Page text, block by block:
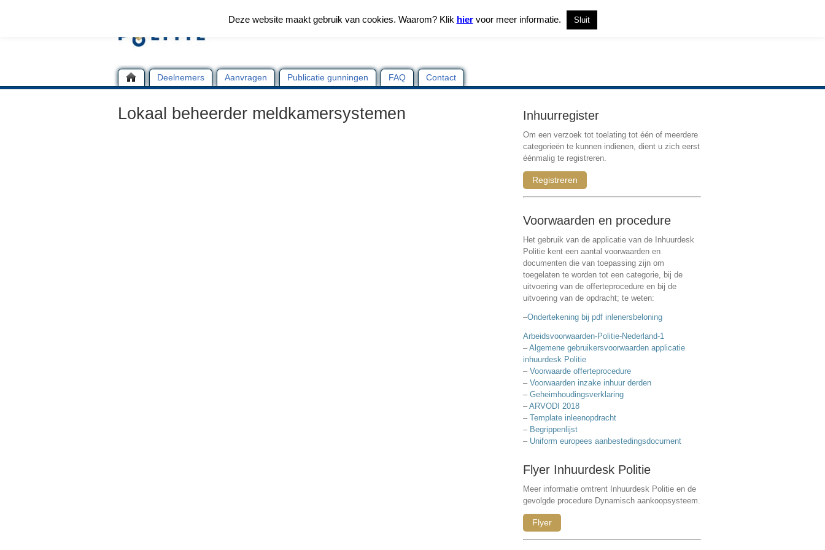
Deelnemers Aanvragen Publicatie gunningen FAQ Contact
Lokaal beheerder meldkamersystemen Inhuurregister
Om een verzoek tot toelating tot één of meerdere
categorieën te kunnen indienen, dient u zich eerst
éénmalig te registreren.
Registreren
Voorwaarden en procedure
Het gebruik van de applicatie van de Inhuurdesk
Politie kent een aantal voorwaarden en
documenten die van toepassing zijn om
toegelaten te worden tot een categorie, bij de
uitvoering van de offerteprocedure en bij de
uitvoering van de opdracht; te weten:
–Ondertekening bij pdf inlenersbeloning
Arbeidsvoorwaarden-Politie-Nederland-1
–Algemene gebruikersvoorwaarden applicatie
inhuurdesk Politie
– Voorwaarde offerteprocedure
– Voorwaarden inzake inhuur derden
– Geheimhoudingsverklaring
–ARVODI 2018
– Template inleenopdracht
– Begrippenlijst
– Uniform europees aanbestedingsdocument
Flyer Inhuurdesk Politie
Meer informatie omtrent Inhuurdesk Politie en de
gevolgde procedure Dynamisch aankoopsysteem.
Flyer
Deze website maakt gebruik van cookies. Waarom? Klik hiervoor meer informatie. Sluit